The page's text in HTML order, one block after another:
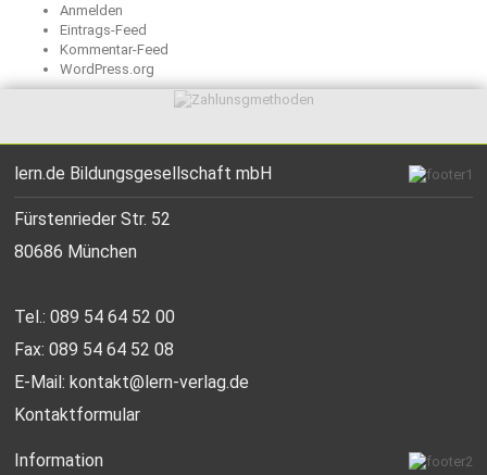
Anmelden
Eintrags-Feed
Kommentar-Feed
WordPress.org
lern.de Bildungsgesellschaft mbH
Fürstenrieder Str. 52
80686 München
Tel.: 089 54 64 52 00
Fax: 089 54 64 52 08
E-Mail:kontakt@lern-verlag.de
Kontaktformular
Information